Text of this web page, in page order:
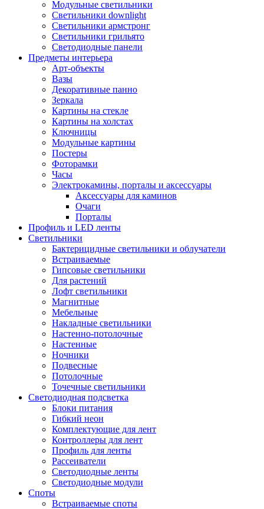
Модульные светильники
Светильники downlight
Светильники армстронг
Светильники грильято
Светодиодные панели
Предметы интерьера
Арт-объекты
Вазы
Декоративные панно
Зеркала
Картины на стекле
Картины на холстах
Ключницы
Модульные картины
Постеры
Фоторамки
Часы
Электрокамины, порталы и аксессуары
Аксессуары для каминов
Очаги
Порталы
Профиль и LED ленты
Светильники
Бактерицидные светильники и облучатели
Встраиваемые
Гипсовые светильники
Для растений
Лофт светильники
Магнитные
Мебельные
Накладные светильники
Настенно-потолочные
Настенные
Ночники
Подвесные
Потолочные
Точечные светильники
Светодиодная подсветка
Блоки питания
Гибкий неон
Комплектующие для лент
Контроллеры для лент
Профиль для ленты
Рассеиватели
Светодиодные ленты
Светодиодные модули
Споты
Встраиваемые споты